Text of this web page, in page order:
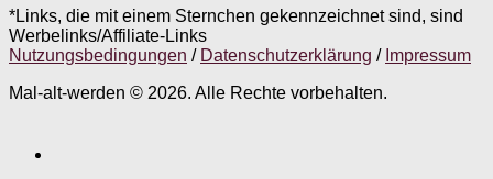
*Links, die mit einem Sternchen gekennzeichnet sind, sind
Werbelinks/Affiliate-Links
Nutzungsbedingungen / Datenschutzerklärung / Impressum
Mal-alt-werden © 2026. Alle Rechte vorbehalten.